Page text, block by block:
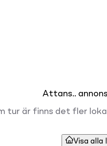
Attans..
tur är finns det fler
Visa alla